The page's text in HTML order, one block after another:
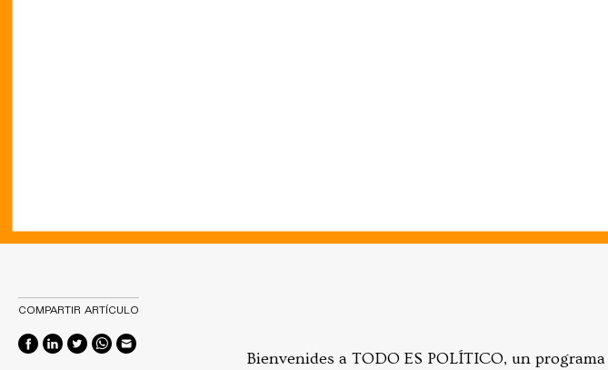
Bienvenides a TODO ES POLÍTICO, un
COMPARTIR ARTÍCULO